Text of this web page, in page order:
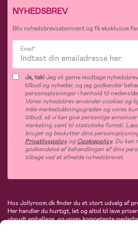
NYHEDSBREV
Bliv nyhedsbrevsabonnent og få eksklusive
Email*
Ja, tak!Jeg vil gerne modtage
tilbud og nyheder, og jeg godkender
personoplysninger i henhold til
Vores nyhedsbrev anvender cookies og
måle markedsåbningsgraden og vores
tilbud, så vi kan give personlige
marketing samt til statistiske formål. Læs
bruger og beskytter dine
PrivatlivspolicyogCookiepolicy. Du kan
godkendelse af behandlingen af dine
tilbage ved at afmelde nyhedsbrevet.
Hos Jollyroom.dk finder du et stort udvalg af
Her handler du hurtigt, let og altid til lave
ubrudt emballage, og vores kompetente